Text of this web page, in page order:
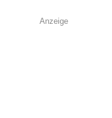
Anzeige